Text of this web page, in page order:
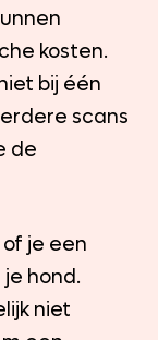
kosten.
bij één
scans
de
je een
hond.
niet